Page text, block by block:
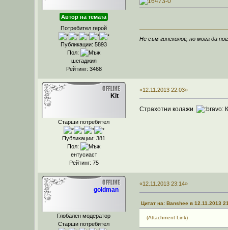
Автор на темата
Потребител герой
Публикации: 5893
Пол:
шегаджия
Рейтинг: 3468
Не съм гинеколог, но мога да
Kit
Старши потребител
Публикации: 381
Пол:
ентусиаст
Рейтинг: 75
«12.11.2013 22:03»
Страхотни колажи
goldman
Глобален модератор
Старши потребител
«12.11.2013 23:14»
Цитат на: Banshee в 12.11.2013
(Attachment Link)